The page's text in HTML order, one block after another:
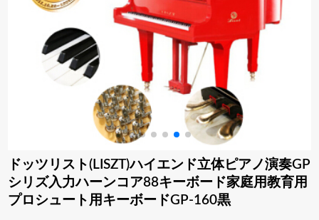
ドッツリスト(LISZT)ハイエンド立体ピアノ演奏GP
シリズ入力ハーンコア88キーボード家庭用教育用
プロシュート用キーボードGP-160黒